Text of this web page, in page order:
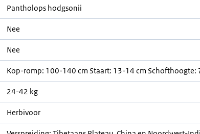
Pantholops hodgsonii
Nee
Nee
Kop-romp: 100-140 cm Staart: 13-14 cm Schofthoogte:
24-42 kg
Herbivoor